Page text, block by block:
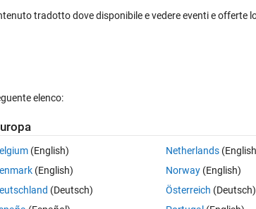
numbers
tradotto dove disponibile e vedere eventi e offerte
elenco:
(English)
(English)
(Deutsch)
Netherlands
Norway(English)
Österreich (Deutsch)